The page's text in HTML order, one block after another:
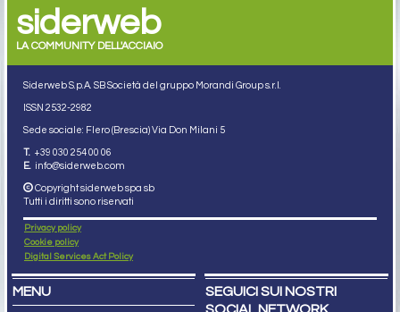
siderweb
LA COMMUNITY DELL'ACCIAIO
Siderweb S.p.A. SB Società del gruppo Morandi Group s.r.l.
ISSN 2532-2982
Sede sociale: Flero (Brescia) Via Don Milani 5
T. +39 030 254 00 06
E. info@siderweb.com
Copyright siderweb spa sb
Tutti i diritti sono riservati
Privacy policy
Cookie policy
Digital Services Act Policy
MENU
SEGUICI SUI NOSTRI